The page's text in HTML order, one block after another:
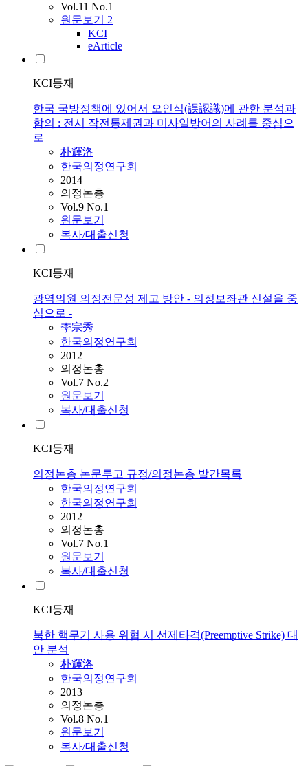
Vol.11 No.1
원문보기 2
KCI
eArticle
KCI등재
한국 국방정책에 있어서 오인식(誤認識)에 관한 분석과
함의 : 전시 작전통제권과 미사일방어의 사례를 중심으
로
朴輝洛
한국의정연구회
2014
의정논총
Vol.9 No.1
원문보기
복사/대출신청
KCI등재
광역의원 의정전문성 제고 방안 - 의정보좌관 신설을 중
심으로 -
李宗秀
한국의정연구회
2012
의정논총
Vol.7 No.2
원문보기
복사/대출신청
KCI등재
의정논총 논문투고 규정/의정논총 발간목록
한국의정연구회
한국의정연구회
2012
의정논총
Vol.7 No.1
원문보기
복사/대출신청
KCI등재
북한 핵무기 사용 위협 시 선제타격(Preemptive Strike) 대
안 분석
朴輝洛
한국의정연구회
2013
의정논총
Vol.8 No.1
원문보기
복사/대출신청